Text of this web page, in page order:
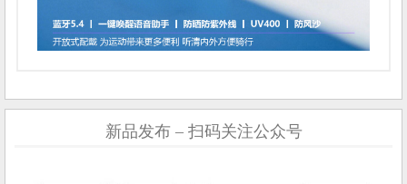
新品发布 – 扫码关注公众号